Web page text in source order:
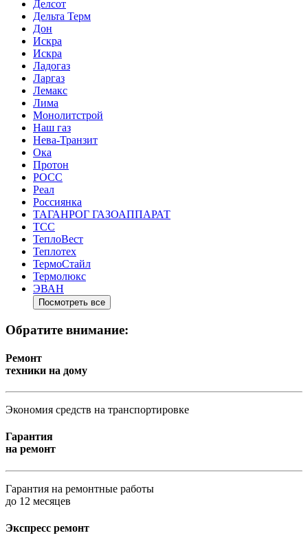
Делсот
Дельта Терм
Дон
Искра
Искра
Ладогаз
Ларгаз
Лемакс
Лима
Монолитстрой
Наш газ
Нева-Транзит
Ока
Протон
РОСС
Реал
Россиянка
ТАГАНРОГ ГАЗОАППАРАТ
ТСС
ТеплоВест
Теплотех
ТермоСтайл
Термолюкс
ЭВАН
Посмотреть все
Обратите внимание:
Ремонт
техники на дому
Экономия средств на транспортировке
Гарантия
на ремонт
Гарантия на ремонтные работы
до 12 месяцев
Экспресс ремонт